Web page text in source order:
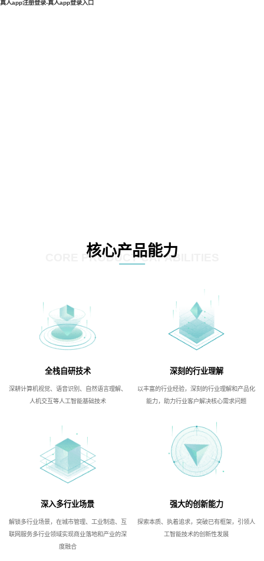
真人app注册登录-真人app登录入口
核心产品能力
CORE PRODUCT CAPABILITIES
全栈自研技术
深耕计算机视觉、语音识别、自然语言理解、
人机交互等人工智能基础技术
深刻的行业理解
以丰富的行业经验，深刻的行业理解和产品化
能力，助力行业客户解决核心需求问题
深入多行业场景
解锁多行业场景，在城市管理、工业制造、互
联网服务多行业领域实现商业落地和产业的深
度融合
强大的创新能力
探索本质、执着追求，突破已有框架，引领人
工智能技术的创新性发展